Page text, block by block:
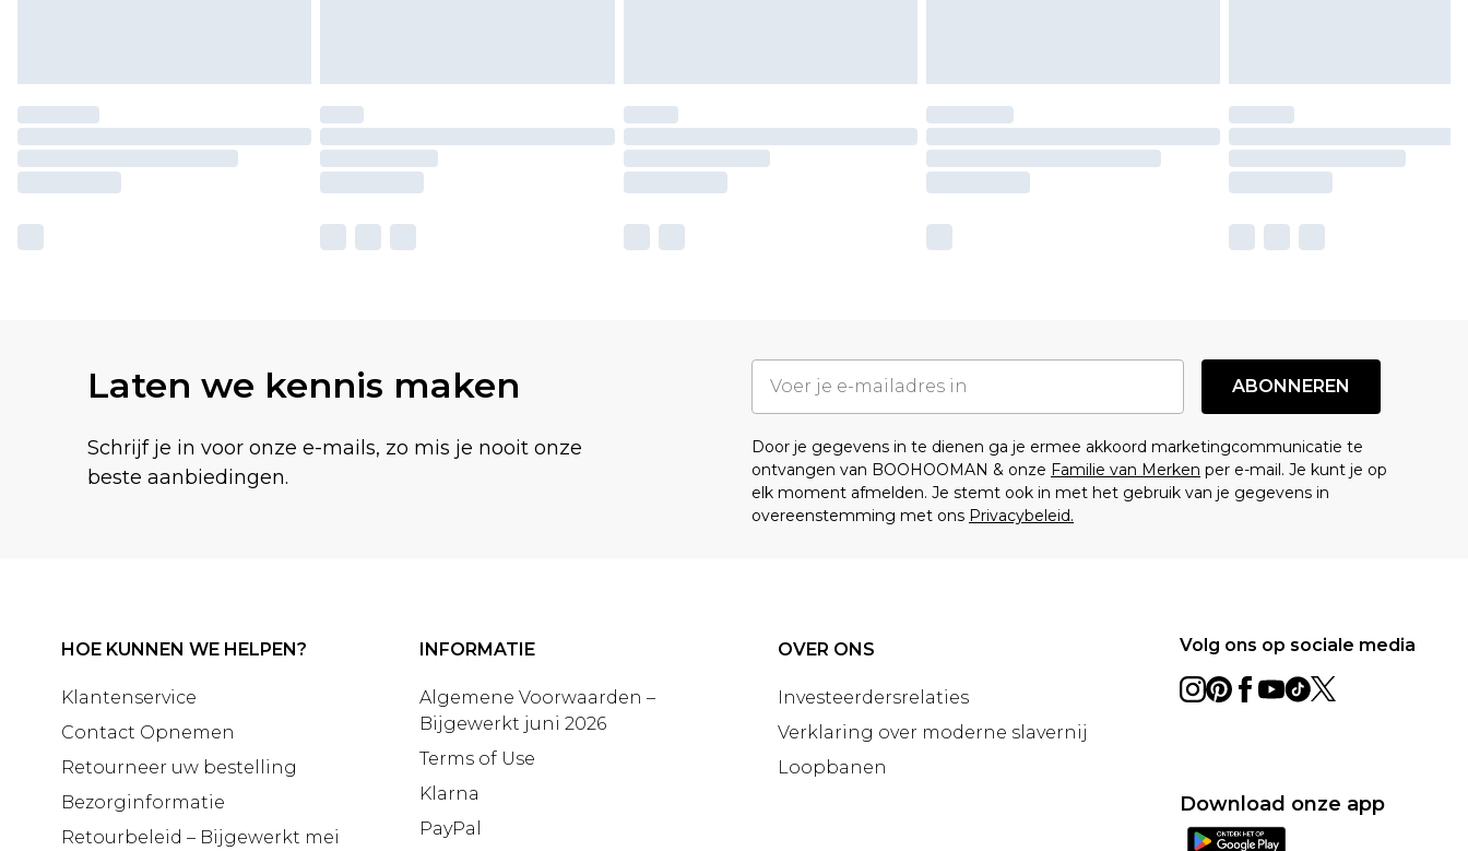
Laten we kennis maken
Schrijf je in voor onze e-mails, zo mis je nooit onze
beste aanbiedingen.
ABONNEREN
Door je gegevens in te dienen ga je ermee akkoord marketingcommunicatie te
ontvangen van BOOHOOMAN & onze Familie van Merken per e-mail. Je kunt je op
elk moment afmelden. Je stemt ook in met het gebruik van je gegevens in
overeenstemming met ons Privacybeleid.
HOE KUNNEN WE HELPEN?
Klantenservice
Contact Opnemen
Retourneer uw bestelling
Bezorginformatie
Retourbeleid – Bijgewerkt mei
INFORMATIE
Algemene Voorwaarden –
Bijgewerkt juni 2026
Terms of Use
Klarna
PayPal
OVER ONS
Investeerdersrelaties
Verklaring over moderne slavernij
Loopbanen
Volg ons op sociale media
Download onze app